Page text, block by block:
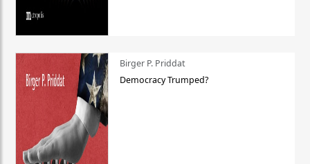
Birger P. Priddat
Democracy Trumped?